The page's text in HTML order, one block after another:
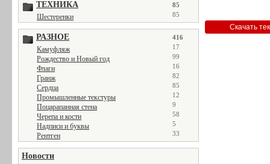
ТЕХНИКА 85
Шестеренки 85
РАЗНОЕ 416
Камуфляж 17
Рождество и Новый год 99
Флаги 16
Гранж 82
Сердца 85
Промышленные текстуры 12
Поцарапанная стена 9
Черепа и кости 58
Надписи и буквы 5
Рентген 33
Новости